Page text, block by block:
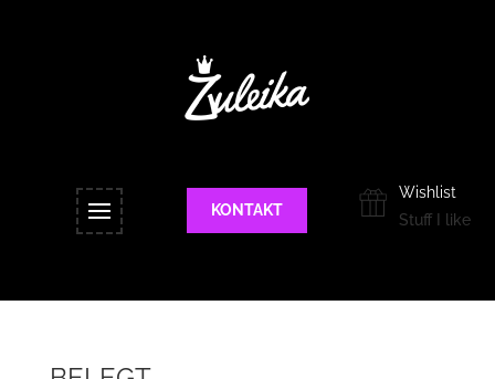
KONTAKT
Wishlist
Stuff I like